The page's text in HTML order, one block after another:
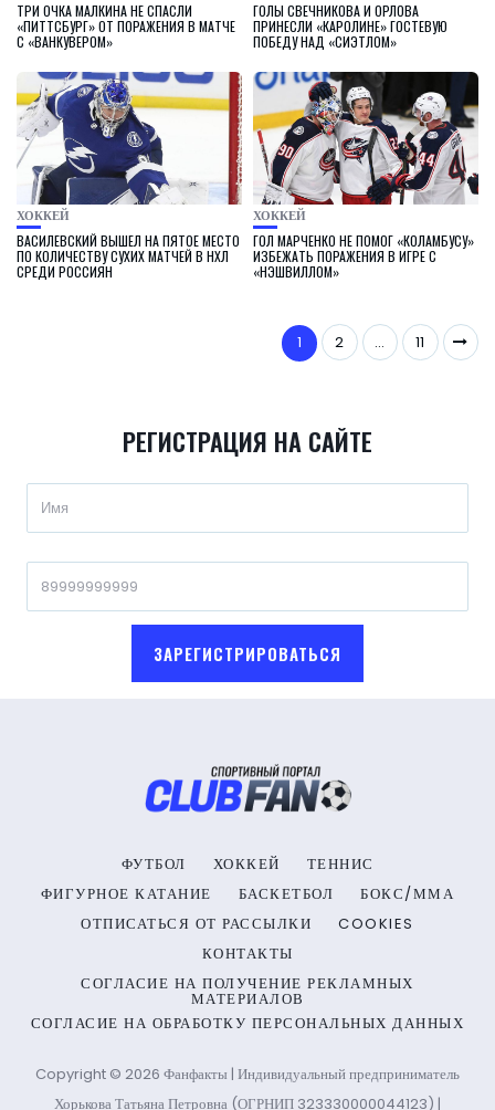
ТРИ ОЧКА МАЛКИНА НЕ СПАСЛИ
«ПИТТСБУРГ» ОТ ПОРАЖЕНИЯ В МАТЧЕ
С «ВАНКУВЕРОМ»
ГОЛЫ СВЕЧНИКОВА И ОРЛОВА
ПРИНЕСЛИ «КАРОЛИНЕ» ГОСТЕВУЮ
ПОБЕДУ НАД «СИЭТЛОМ»
ХОККЕЙ
ВАСИЛЕВСКИЙ ВЫШЕЛ НА ПЯТОЕ МЕСТО
ПО КОЛИЧЕСТВУ СУХИХ МАТЧЕЙ В НХЛ
СРЕДИ РОССИЯН
ХОККЕЙ
ГОЛ МАРЧЕНКО НЕ ПОМОГ «КОЛАМБУСУ»
ИЗБЕЖАТЬ ПОРАЖЕНИЯ В ИГРЕ С
«НЭШВИЛЛОМ»
1 2 … 11
РЕГИСТРАЦИЯ НА САЙТЕ
ЗАРЕГИСТРИРОВАТЬСЯ
ФУТБОЛ ХОККЕЙ
ТЕННИС
ФИГУРНОЕ КАТАНИЕ
БАСКЕТБОЛ
БОКС/ММА
ОТПИСАТЬСЯ ОТ РАССЫЛКИ
COOKIES
КОНТАКТЫ
СОГЛАСИЕ НА ПОЛУЧЕНИЕ РЕКЛАМНЫХ
МАТЕРИАЛОВ
СОГЛАСИЕ НА ОБРАБОТКУ ПЕРСОНАЛЬНЫХ ДАННЫХ
Copyright © 2026 Фанфакты | Индивидуальный предприниматель
Хорькова Татьяна Петровна (ОГРНИП 323330000044123) |